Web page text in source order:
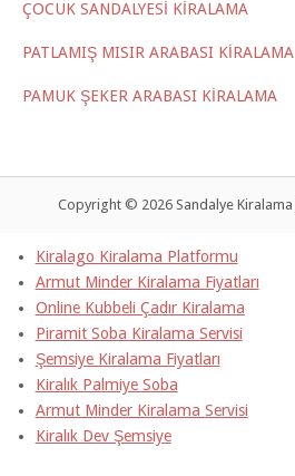
ÇOCUK SANDALYESİ KİRALAMA
PATLAMIŞ MISIR ARABASI KİRALAMA
PAMUK ŞEKER ARABASI KİRALAMA
Copyright © 2026 Sandalye Kiralama
Kiralago Kiralama Platformu
Armut Minder Kiralama Fiyatları
Online Kubbeli Çadır Kiralama
Piramit Soba Kiralama Servisi
Şemsiye Kiralama Fiyatları
Kiralık Palmiye Soba
Armut Minder Kiralama Servisi
Kiralık Dev Şemsiye